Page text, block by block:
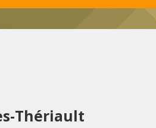
Thériault